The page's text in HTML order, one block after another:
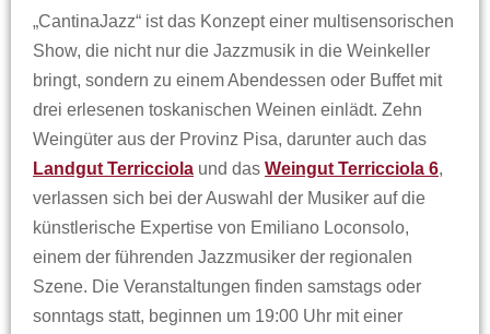
„CantinaJazz“ ist das Konzept einer multisensorischen
Show, die nicht nur die Jazzmusik in die Weinkeller
bringt, sondern zu einem Abendessen oder Buffet mit
drei erlesenen toskanischen Weinen einlädt. Zehn
Weingüter aus der Provinz Pisa, darunter auch das
Landgut Terricciola und das Weingut Terricciola 6,
verlassen sich bei der Auswahl der Musiker auf die
künstlerische Expertise von Emiliano Loconsolo,
einem der führenden Jazzmusiker der regionalen
Szene. Die Veranstaltungen finden samstags oder
sonntags statt, beginnen um 19:00 Uhr mit einer